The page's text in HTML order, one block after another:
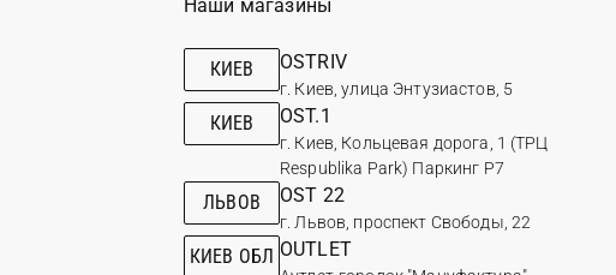
Наши магазины
КИЕВ OSTRIV
г. Киев, улица Энтузиастов, 5
КИЕВ OST.1
г. Киев, Кольцевая дорога, 1 (ТРЦ
Respublika Park) Паркинг Р7
ЛЬВОВ OST 22
г. Львов, проспект Свободы, 22
КИЕВ ОБЛ OUTLET